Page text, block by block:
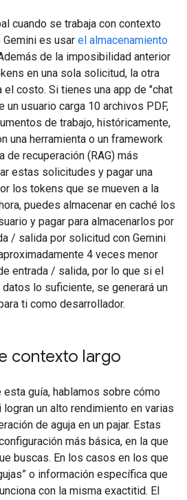
cuando se trabaja con contexto
es usar el almacenamiento
de la imposibilidad anterior
en una sola solicitud, la otra
costo. Si tienes una app de "chat
un usuario carga 10 archivos PDF,
de trabajo, históricamente,
una herramienta o un framework
de recuperación (RAG) más
estas solicitudes y pagar una
los tokens que se mueven a la
puedes almacenar en caché los
y pagar para almacenarlos por
/ salida por solicitud con Gemini
4 veces menor
entrada / salida, por lo que si el
lo suficiente, se generará un
ti como desarrollador.
contexto largo
guía, hablamos sobre cómo
un alto rendimiento en varias
de aguja en un pajar. Estas
más básica, en la que
buscas. En los casos en los que
o información específica que
con la misma exactitid. El